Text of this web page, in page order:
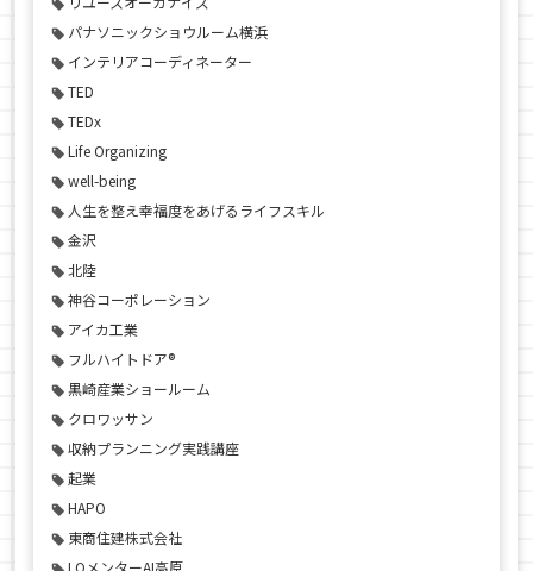
パナソニックショウルーム横浜
インテリアコーディネーター
TED
TEDx
Life Organizing
well-being
人生を整え幸福度をあげるライフスキル
金沢
北陸
神谷コーポレーション
アイカ工業
フルハイトドア®
黒崎産業ショールーム
クロワッサン
収納プランニング実践講座
起業
HAPO
東商住建株式会社
LOメンターAI高原